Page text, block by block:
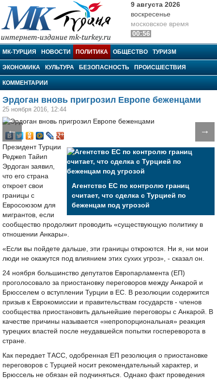
МК-Турция
9 августа 2026
воскресенье
московское время
00:56
МК-ТУРЦИЯ НОВОСТИ ПОЛИТИКА ОБЩЕСТВО ТУРИЗМ
ЭКОНОМИКА КУЛЬТУРА БЕЗОПАСНОСТЬ ПРОИСШЕСТВИЯ
КОММЕНТАРИИ
Эрдоган вновь пригрозил Европе беженцами
25 ноября 2016, 12:44
← →
Агентство ЕС по контролю границ
считает, что сделка с Турцией по
беженцам под угрозой
Президент Турции
Реджеп Тайип
Эрдоган заявил,
что его страна
откроет свои
границы с
Евросоюзом для
мигрантов, если
сообщество продолжит проводить «существующую политику в
отношении Анкары».
«Если вы пойдете дальше, эти границы откроются. Ни я, ни мои
люди не окажутся под влиянием этих сухих угроз», - сказал он.
24 ноября большинство депутатов Европарламента (ЕП)
проголосовало за приостановку переговоров между Анкарой и
Брюсселем о вступлении Турции в ЕС. В резолюции содержится
призыв к Еврокомиссии и правительствам государств - членов
сообщества приостановить дальнейшие переговоры с Анкарой. В
качестве причины называется «непропорциональная» реакция
турецких властей после неудавшейся попытки госпереворота в
стране.
Как передает ТАСС, одобренная ЕП резолюция о приостановке
переговоров с Турцией носит рекомендательный характер, и
Брюссель не обязан ей подчиняться. Однако факт проведения